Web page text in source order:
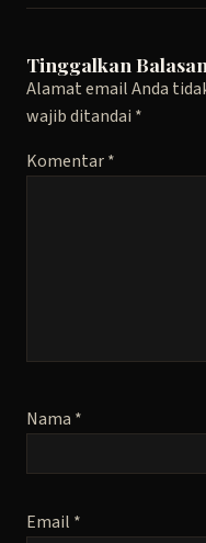
Tinggalkan Balasan
Alamat email Anda
wajib ditandai *
Komentar*
Nama *
Email *